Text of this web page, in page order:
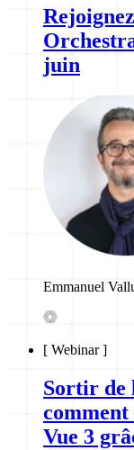
juin
Emmanuel
[ Webinar]
Sortir de
Vue 3